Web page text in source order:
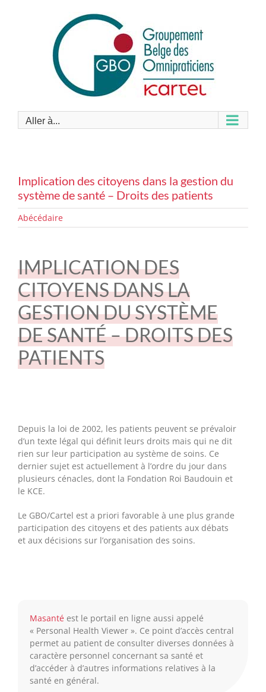
Aller à...
Implication des citoyens dans la gestion du
système de santé – Droits des patients
Abécédaire
IMPLICATION DES
CITOYENS DANS LA
GESTION DU SYSTÈME
DE SANTÉ – DROITS DES
PATIENTS
Depuis la loi de 2002, les patients peuvent se prévaloir
d’un texte légal qui définit leurs droits mais qui ne dit
rien sur leur participation au système de soins. Ce
dernier sujet est actuellement à l’ordre du jour dans
plusieurs cénacles, dont la Fondation Roi Baudouin et
le KCE.
Le GBO/Cartel est a priori favorable à une plus grande
participation des citoyens et des patients aux débats
et aux décisions sur l’organisation des soins.
Masantéest le portail en ligne aussi appelé
« Personal Health Viewer ». Ce point d’accès central
permet au patient de consulter diverses données à
caractère personnel concernant sa santé et
d’accéder à d’autres informations relatives à la
santé en général.